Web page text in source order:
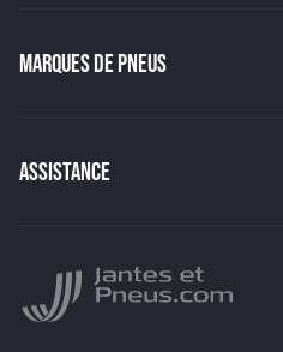
GMP
JAPAN RACING
BBS
MARQUES DE PNEUS
PIRELLI
HANKOOK
GOODYEAR
ASSISTANCE
Montage et démontage de vos pneus
Spécificités pour certains pneus